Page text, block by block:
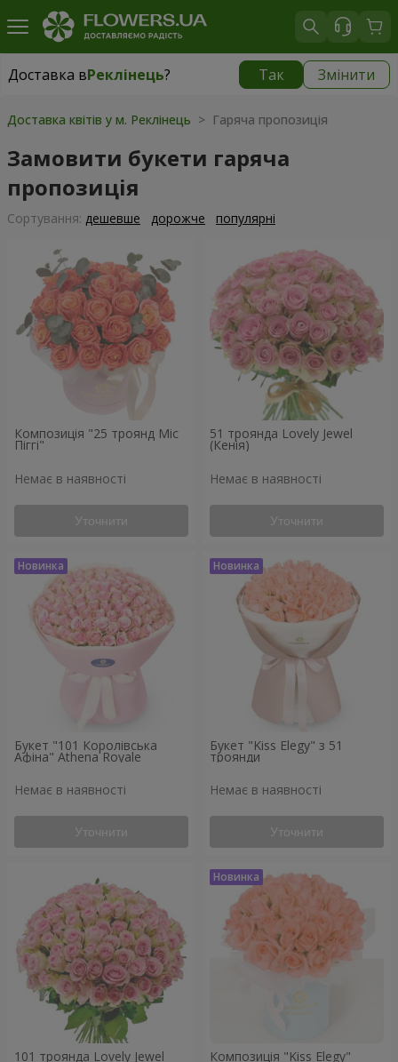
Доставка вРеклінець? Так Змінити
Доставка вРеклінець|
Доставка квітів у м. Реклінець > Гаряча пропозиція
Замовити букети гаряча
пропозиція
Сортування: дешевше дорожче популярні
Композиція "25 троянд Міс
Піггі"
Немає в наявності
Уточнити
51 троянда Lovely Jewel
(Кенія)
Немає в наявності
Уточнити
Букет "101 Королівська
Афіна" Athena Royale
Немає в наявності
Уточнити
Букет "Kiss Elegy" з 51
троянди
Немає в наявності
Уточнити
101 троянда Lovely Jewel Композиція "Kiss Elegy"